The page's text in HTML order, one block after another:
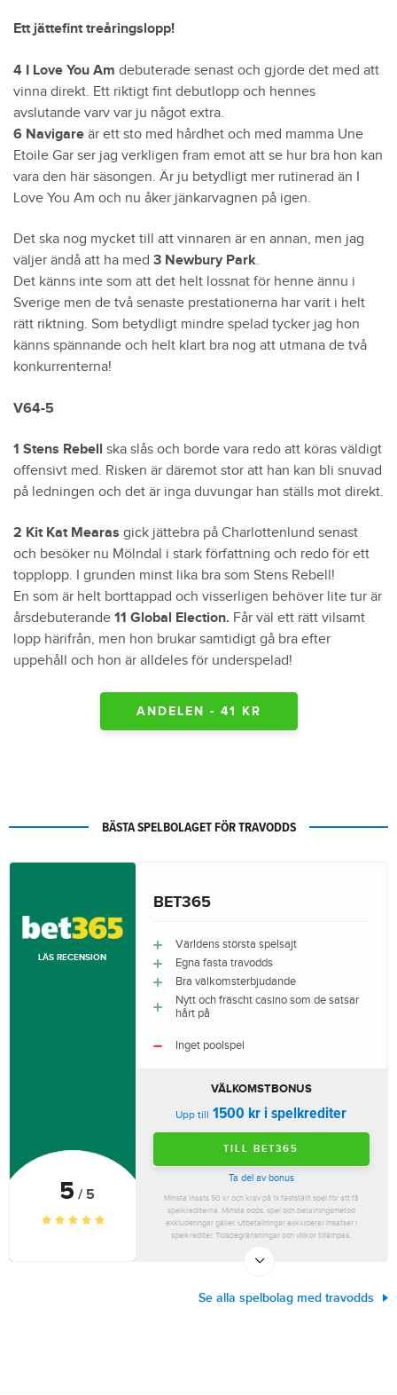
Ett jättefint treåringslopp!
4 I Love You Am debuterade senast och gjorde det med att
vinna direkt. Ett riktigt fint debutlopp och hennes
avslutande varv var ju något extra.
6 Navigare är ett sto med hårdhet och med mamma Une
Etoile Gar ser jag verkligen fram emot att se hur bra hon kan
vara den här säsongen. Är ju betydligt mer rutinerad än I
Love You Am och nu åker jänkarvagnen på igen.
Det ska nog mycket till att vinnaren är en annan, men jag
väljer ändå att ha med 3 Newbury Park.
Det känns inte som att det helt lossnat för henne ännu i
Sverige men de två senaste prestationerna har varit i helt
rätt riktning. Som betydligt mindre spelad tycker jag hon
känns spännande och helt klart bra nog att utmana de två
konkurrenterna!
V64-5
1 Stens Rebell ska slås och borde vara redo att köras väldigt
offensivt med. Risken är däremot stor att han kan bli snuvad
på ledningen och det är inga duvungar han ställs mot direkt.
2 Kit Kat Mearas gick jättebra på Charlottenlund senast
och besöker nu Mölndal i stark författning och redo för ett
topplopp. I grunden minst lika bra som Stens Rebell!
En som är helt borttappad och visserligen behöver lite tur är
årsdebuterande 11 Global Election. Får väl ett rätt vilsamt
lopp härifrån, men hon brukar samtidigt gå bra efter
uppehåll och hon är alldeles för underspelad!
ANDELEN - 41 KR
BÄSTA SPELBOLAGET FÖR TRAVODDS
5 / 5
LÄS RECENSION
BET365
Världens största spelsajt
Egna fasta travodds
Bra välkomsterbjudande
Nytt och fräscht casino som de satsar
hårt på
Inget poolspel
VÄLKOMSTBONUS
Upp till 1500 kr i spelkrediter
TILL BET365
Ta del av bonus
Minsta insats 50 kr och krav på 1x fastställt spel för att få
spelkrediterna. Minsta odds, spel och betalningsmetod
exkluderingar gäller. Utbetalningar exkluderar insatser i
spelkrediter. Tidsbegränsningar och villkor tillämpas.
Se alla spelbolag med travodds